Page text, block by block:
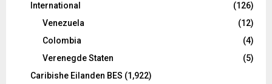
International
(126)
Venezuela
(12)
Colombia
(4)
Verenegde Staten
(5)
Caribishe Eilanden BES (1,922)